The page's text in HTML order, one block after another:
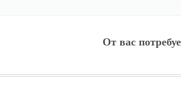
От вас